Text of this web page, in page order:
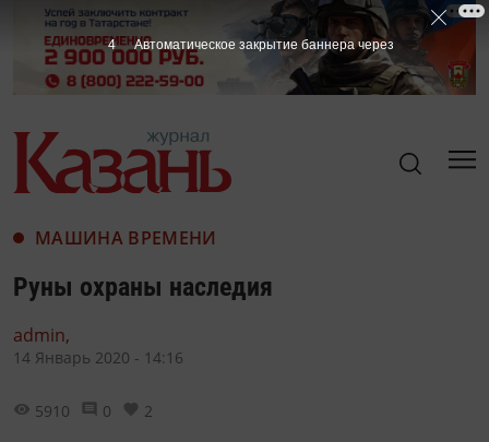
МАШИНА ВРЕМЕНИ
Руны охраны наследия
admin,
14 Январь 2020 - 14:16
5910 0 2
3 Автоматическое закрытие баннера через